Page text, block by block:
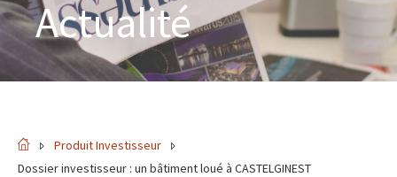
Actualité
Produit Investisseur
Dossier investisseur : un bâtiment loué à CASTELGINEST